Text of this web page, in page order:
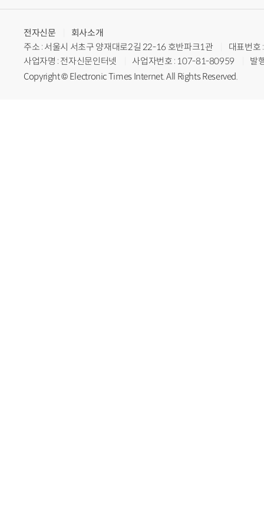
전자신문
회사소개
주소 : 서울시 서초구 양재대로2길 22-16 호반파크1관
대표번
사업자명 : 전자신문인터넷
사업자번호 : 107-81-80959
발
Copyright © Electronic Times Internet. All Rights Reserved.